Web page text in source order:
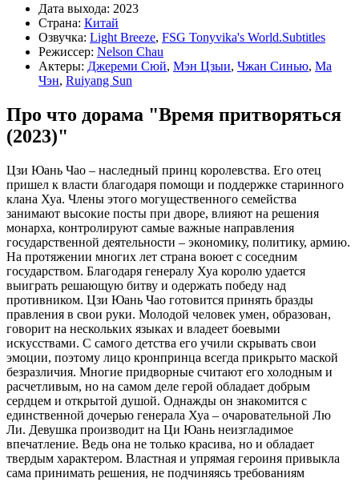
Дата выхода: 2023
Страна: Китай
Озвучка: Light Breeze, FSG Tonyvika's World.Subtitles
Режиссер: Nelson Chau
Актеры: Джереми Сюй, Мэн Цзыи, Чжан Синью, Ма
Чэн, Ruiyang Sun
Про что дорама "Время притворяться
(2023)"
Цзи Юань Чао – наследный принц королевства. Его отец
пришел к власти благодаря помощи и поддержке старинного
клана Хуа. Члены этого могущественного семейства
занимают высокие посты при дворе, влияют на решения
монарха, контролируют самые важные направления
государственной деятельности – экономику, политику, армию.
На протяжении многих лет страна воюет с соседним
государством. Благодаря генералу Хуа королю удается
выиграть решающую битву и одержать победу над
противником. Цзи Юань Чао готовится принять бразды
правления в свои руки. Молодой человек умен, образован,
говорит на нескольких языках и владеет боевыми
искусствами. С самого детства его учили скрывать свои
эмоции, поэтому лицо кронпринца всегда прикрыто маской
безразличия. Многие придворные считают его холодным и
расчетливым, но на самом деле герой обладает добрым
сердцем и открытой душой. Однажды он знакомится с
единственной дочерью генерала Хуа – очаровательной Лю
Ли. Девушка производит на Ци Юань неизгладимое
впечатление. Ведь она не только красива, но и обладает
твердым характером. Властная и упрямая героиня привыкла
сама принимать решения, не подчиняясь требованиям